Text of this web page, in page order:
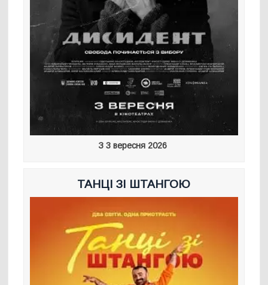
З 3 вересня 2026
ТАНЦІ ЗІ ШТАНГОЮ